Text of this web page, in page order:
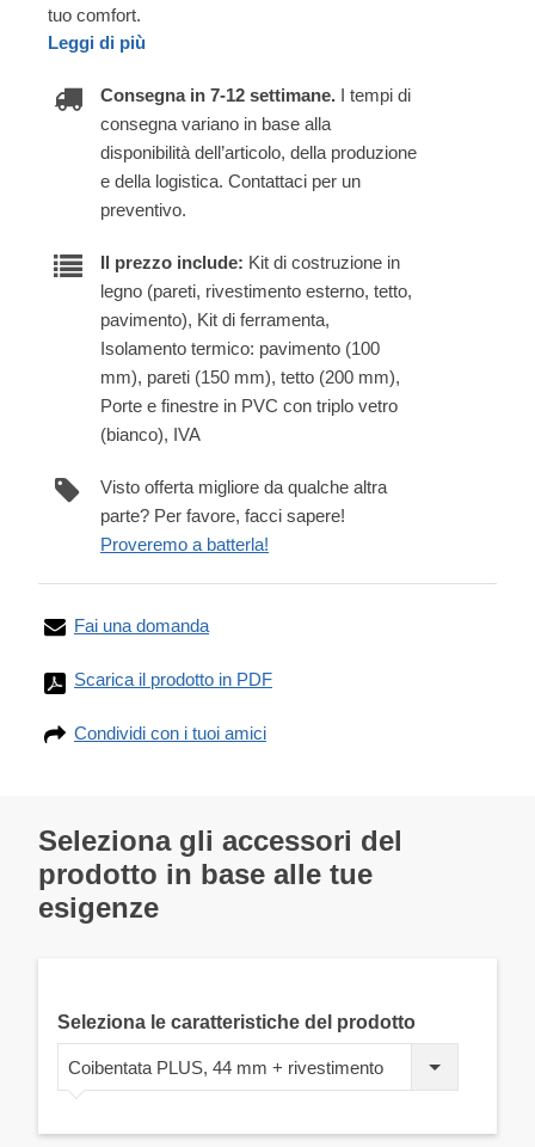
tuo comfort.
Leggi di più
Consegna in 7-12 settimane. I tempi di
consegna variano in base alla
disponibilità dell’articolo, della produzione
e della logistica. Contattaci per un
preventivo.
Il prezzo include: Kit di costruzione in
legno (pareti, rivestimento esterno, tetto,
pavimento), Kit di ferramenta,
Isolamento termico: pavimento (100
mm), pareti (150 mm), tetto (200 mm),
Porte e finestre in PVC con triplo vetro
(bianco), IVA
Visto offerta migliore da qualche altra
parte? Per favore, facci sapere!
Proveremo a batterla!
Fai una domanda
Scarica il prodotto in PDF
Condividi con i tuoi amici
Seleziona gli accessori del
prodotto in base alle tue
esigenze
Seleziona le caratteristiche del prodotto
Coibentata PLUS, 44 mm + rivestimento